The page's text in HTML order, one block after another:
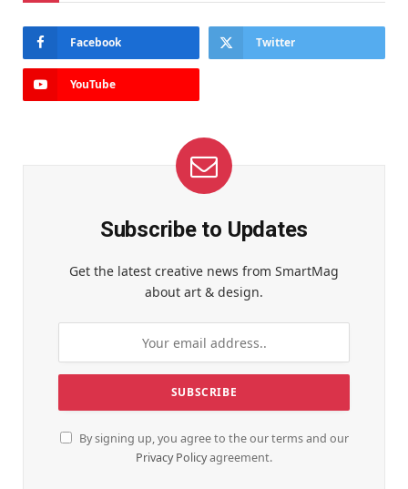
Facebook Twitter
YouTube
Subscribe to Updates
Get the latest creative news from SmartMag
about art & design.
By signing up, you agree to the our terms and our
Privacy Policyagreement.